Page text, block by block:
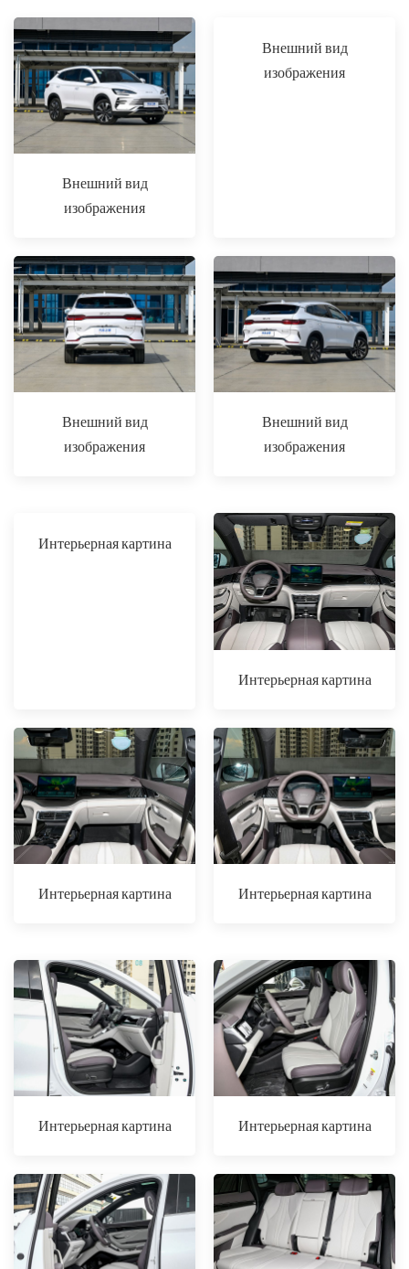
Внешний вид
изображения
Внешний вид
изображения
Внешний вид
изображения
Внешний вид
изображения
Интерьерная картина
Интерьерная картина
Интерьерная картина Интерьерная картина
Интерьерная картина Интерьерная картина